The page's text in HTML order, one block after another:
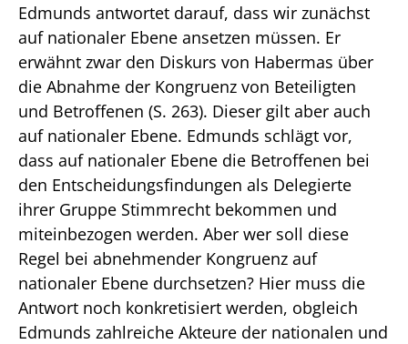
Edmunds antwortet darauf, dass wir zunächst
auf nationaler Ebene ansetzen müssen. Er
erwähnt zwar den Diskurs von Habermas über
die Abnahme der Kongruenz von Beteiligten
und Betroffenen (S. 263). Dieser gilt aber auch
auf nationaler Ebene. Edmunds schlägt vor,
dass auf nationaler Ebene die Betroffenen bei
den Entscheidungsfindungen als Delegierte
ihrer Gruppe Stimmrecht bekommen und
miteinbezogen werden. Aber wer soll diese
Regel bei abnehmender Kongruenz auf
nationaler Ebene durchsetzen? Hier muss die
Antwort noch konkretisiert werden, obgleich
Edmunds zahlreiche Akteure der nationalen und